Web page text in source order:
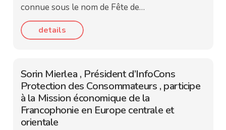
connue sous le nom de Fête de…
details
Sorin Mierlea , Président d’InfoCons
Protection des Consommateurs , participe
à la Mission économique de la
Francophonie en Europe centrale et
orientale